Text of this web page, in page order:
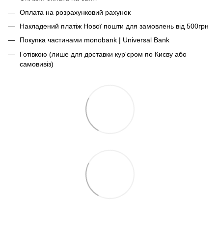
Оплата на розрахунковий рахунок
Накладений платіж Нової пошти для замовлень від 500грн
Покупка частинами monobank | Universal Bank
Готівкою (лише для доставки кур'єром по Києву або
самовивіз)